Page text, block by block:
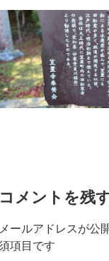
コメントを残
メールアドレスが公
項目です